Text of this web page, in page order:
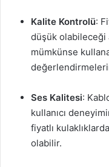
Kalite Kontrolü:
düşük olabileceği
mümkünse
Ses Kalitesi:
kullanıcı
fiyatlı
olabilir.